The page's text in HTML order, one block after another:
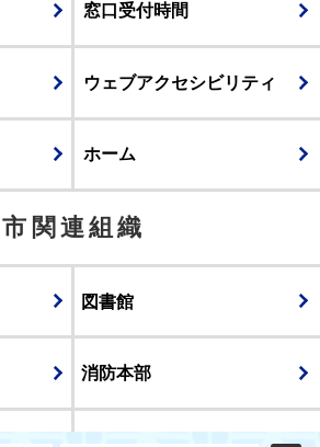
窓口受付時間
ウェブアクセシビリティ
ホーム
市関連組織
図書館
消防本部